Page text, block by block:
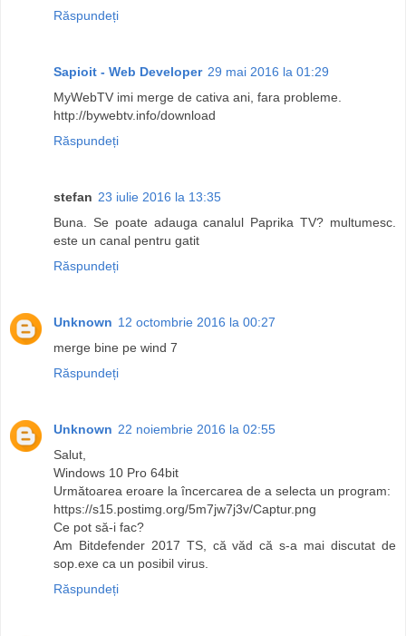
Răspundeți
Sapioit - Web Developer 29 mai 2016 la 01:29
MyWebTV imi merge de cativa ani, fara probleme.
http://bywebtv.info/download
Răspundeți
stefan 23 iulie 2016 la 13:35
Buna. Se poate adauga canalul Paprika TV? multumesc.
este un canal pentru gatit
Răspundeți
Unknown 12 octombrie 2016 la 00:27
merge bine pe wind 7
Răspundeți
Unknown 22 noiembrie 2016 la 02:55
Salut,
Windows 10 Pro 64bit
Următoarea eroare la încercarea de a selecta un program:
https://s15.postimg.org/5m7jw7j3v/Captur.png
Ce pot să-i fac?
Am Bitdefender 2017 TS, că văd că s-a mai discutat de
sop.exe ca un posibil virus.
Răspundeți